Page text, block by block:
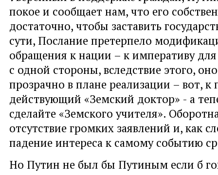
покое и сообщает нам, что его
достаточно, чтобы заставить
сути, Послание претерпело
обращения к нации – к императиву
с одной стороны, вследствие этого,
прозрачно в плане реализации – вот, к
действующий «Земский доктор» - а
сделайте «Земского учителя».
отсутствие громких заявлений и, как
падение интереса к самому событию
Но Путин не был бы Путиным если б